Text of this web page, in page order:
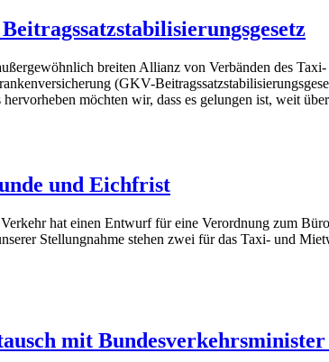
breiten Allianz von Verbänden des
(GKV-
möchten wir, dass es gelungen ist, weit über
und Eichfrist
hat einen Entwurf für eine Verordnung zum
Stellungnahme stehen zwei für das Taxi- und
mit Bundesverkehrsminister